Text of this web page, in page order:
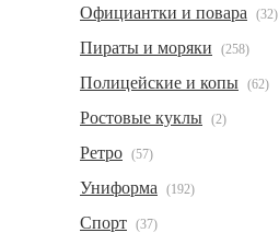
Официантки и повара (32)
Пираты и моряки (258)
Полицейские и копы (62)
Ростовые куклы (2)
Ретро (57)
Униформа (192)
Спорт (37)